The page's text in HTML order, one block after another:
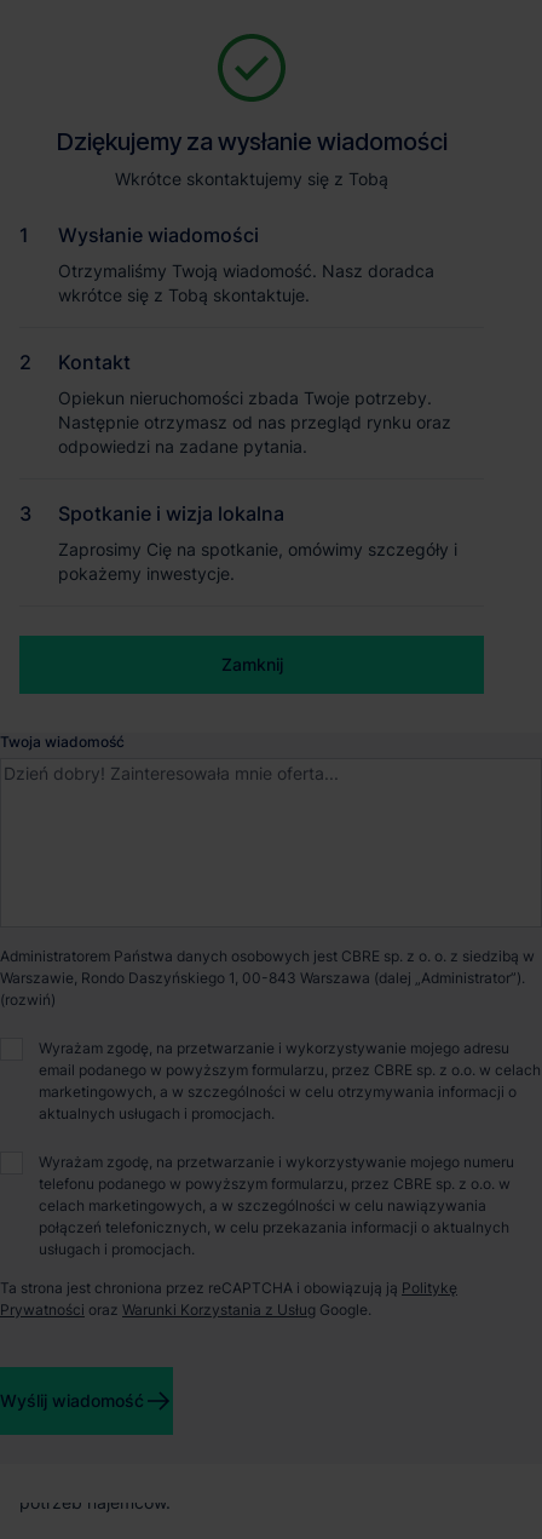
Poznań, Wielkopolskie
O parku
Magazyn do wynajęcia – SBU Park Sycowska
SBU Park Sycowska to planowana inwestycja biurowo-
przemysłowa, zaprojektowana z myślą o potrzebach
mniejszych firm. Obiekt powstanie w dogodnej lokalizacji –
niespełna 3 km od autostrady A2 i 9 km od drogi ekspresowej
S5 – co zapewni sprawną komunikację z regionem i głównymi
trasami krajowymi.
Powierzchnia magazynowa
potrzeb najemców.
Dziękujemy za wysłanie wiadomości
Wkrótce skontaktujemy się z Tobą
Wysłanie wiadomości
Otrzymaliśmy Twoją wiadomość. Nasz doradca
wkrótce się z Tobą skontaktuje.
Kontakt
Opiekun nieruchomości zbada Twoje potrzeby.
Następnie otrzymasz od nas przegląd rynku oraz
odpowiedzi na zadane pytania.
Spotkanie i wizja lokalna
Zaprosimy Cię na spotkanie, omówimy szczegóły i
pokażemy inwestycje.
Zamknij
Jesteśmy tu, żeby Ci pomóc. Niezależnie od tego, na jakim etapie
pomożemy Ci wybrać najlepszą ofertę. Napisz do nas!
Imię i nazwisko
Nazwa firmy
Email służbowy
Twoja wiadomość
Administratorem Państwa danych osobowych jest CBRE sp. z o. o. z siedzibą w
Warszawie, Rondo Daszyńskiego 1, 00-843 Warszawa (dalej „Administrator”).
Wyrażam zgodę, na przetwarzanie i wykorzystywanie mojego adresu
email podanego w powyższym formularzu, przez CBRE sp. z o.o. w celach
marketingowych, a w szczególności w celu otrzymywania informacji o
aktualnych usługach i promocjach.
Wyrażam zgodę, na przetwarzanie i wykorzystywanie mojego numeru
telefonu podanego w powyższym formularzu, przez CBRE sp. z o.o. w
celach marketingowych, a w szczególności w celu nawiązywania
połączeń telefonicznych, w celu przekazania informacji o aktualnych
usługach i promocjach.
Ta strona jest chroniona przez reCAPTCHA i obowiązują ją Politykę
Prywatności oraz Warunki Korzystania z Usług Google.
Wyślij wiadomość
Dziękujemy za wysłanie wiadomości
Wkrótce skontaktujemy się z Tobą
Wysłanie wiadomości
Otrzymaliśmy Twoją wiadomość. Nasz doradca
wkrótce się z Tobą skontaktuje.
Kontakt
Opiekun nieruchomości zbada Twoje potrzeby.
Następnie otrzymasz od nas przegląd rynku oraz
odpowiedzi na zadane pytania.
Spotkanie i wizja lokalna
Zaprosimy Cię na spotkanie, omówimy szczegóły i
pokażemy inwestycje.
Zamknij